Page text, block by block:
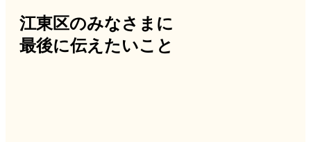
江東区のみなさまに
最後に伝えたいこと